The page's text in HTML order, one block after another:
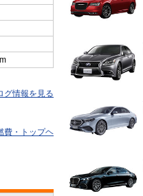
グ情報を見る
費・トップヘ